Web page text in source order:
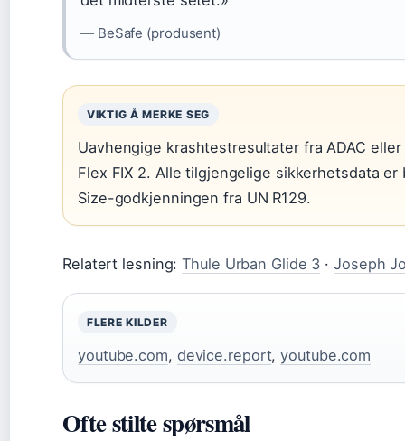
— BeSafe (produsent)
VIKTIG Å MERKE SEG
Uavhengige krashtestresultater fra ADAC
Flex FIX 2. Alle tilgjengelige sikkerhetsdata
Size-godkjenningen fra UN R129.
Relatert lesning:Thule Urban Glide 3 ·Joseph
FLERE KILDER
youtube.com, device.report,youtube.com
Ofte stilte spørsmål